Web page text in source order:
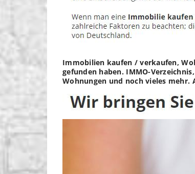
Immobilien kaufen / verkaufen,
gefunden haben. IMMO-
Wohnungen und noch vieles mehr.